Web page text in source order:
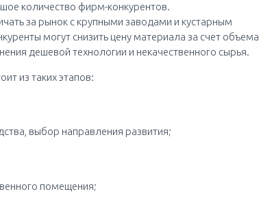
количество фирм-конкурентов.
за рынок с крупными заводами и кустарным
могут снизить цену материала за счет объема
дешевой технологии и некачественного сырья.
из таких этапов:
выбор направления развития;
помещения;